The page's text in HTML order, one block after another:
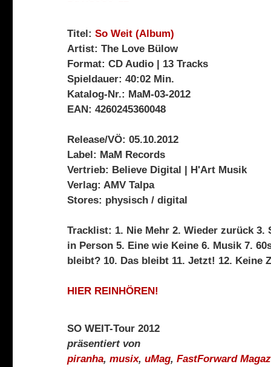
Titel: So Weit (Album)
Artist: The Love Bülow
Format: CD Audio | 13 Tracks
Spieldauer: 40:02 Min.
Katalog-Nr.: MaM-03-2012
EAN: 4260245360048
Release/VÖ: 05.10.2012
Label: MaM Records
Vertrieb: Believe Digital | H'Art Musik
Verlag: AMV Talpa
Stores: physisch / digital
Tracklist: 1. Nie Mehr 2. Wieder zurück 3.
in Person 5. Eine wie Keine 6. Musik 7.
bleibt? 10. Das bleibt 11. Jetzt! 12. Keine
HIER REINHÖREN!
SO WEIT-Tour 2012
präsentiert von
piranha, musix, uMag, FastForward